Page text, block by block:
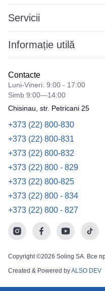
Servicii
Informație utilă
Contacte
Luni-Vineri: 9:00 - 17:00
Simb 9:00—14:00
Chisinau, str. Petricani 25
+373 (22) 800-830
+373 (22) 800-831
+373 (22) 800-832
+373 (22) 800 - 829
+373 (22) 800-825
+373 (22) 800 - 834
+373 (22) 800 - 827
Copyright ©2026 Soling SA. Все
Created & Powered byALSO DEV